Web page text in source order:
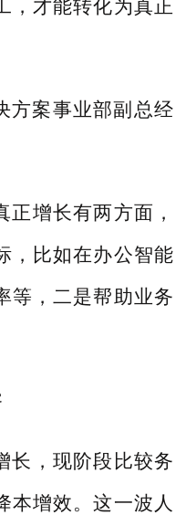
，才能转化为真正
方案事业部副总经
增长有两方面，
，比如在办公智能
等，二是帮助业务
长，现阶段比较务
本增效。这一波人